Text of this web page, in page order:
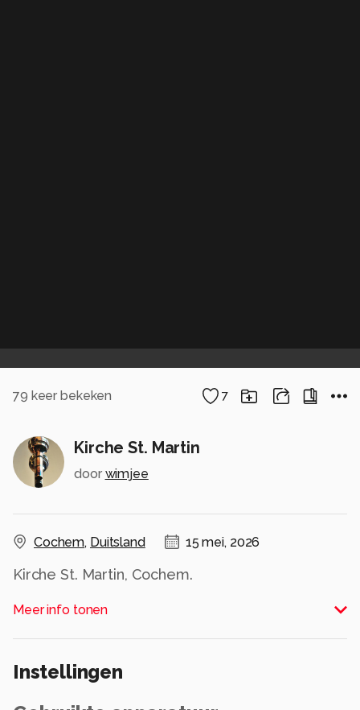
79 keer bekeken 7
Kirche St. Martin
door wimjee
Cochem, Duitsland 15 mei, 2026
Kirche St. Martin, Cochem.
36mm, ƒ/8, 1/160s, ISO 3200.
Nikon Z6iii, Z 24-120mm f/4 S.
Meer info tonen
Instellingen